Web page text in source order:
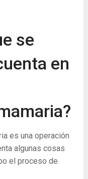
se
en
es una operación
algunas cosas
el proceso de